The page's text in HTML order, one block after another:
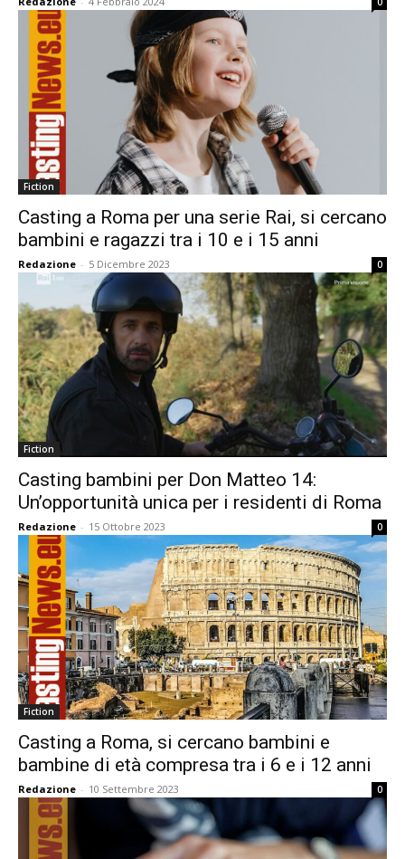
Fiction
Casting a Roma per una serie Rai, si cercano
bambini e ragazzi tra i 10 e i 15 anni
Redazione - 5 Dicembre 2023 0
Fiction
Casting bambini per Don Matteo 14:
Un’opportunità unica per i residenti di Roma
Redazione - 15 Ottobre 2023 0
Fiction
Casting a Roma, si cercano bambini e
bambine di età compresa tra i 6 e i 12 anni
Redazione - 10 Settembre 2023 0